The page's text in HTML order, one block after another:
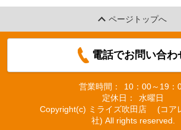
ページトップへ
電話でお問い合わ
営業時間：
10：00～19：
定休日：
水曜日
Copyright(c) ミライズ吹田店 (コア
社) All rights reserved.